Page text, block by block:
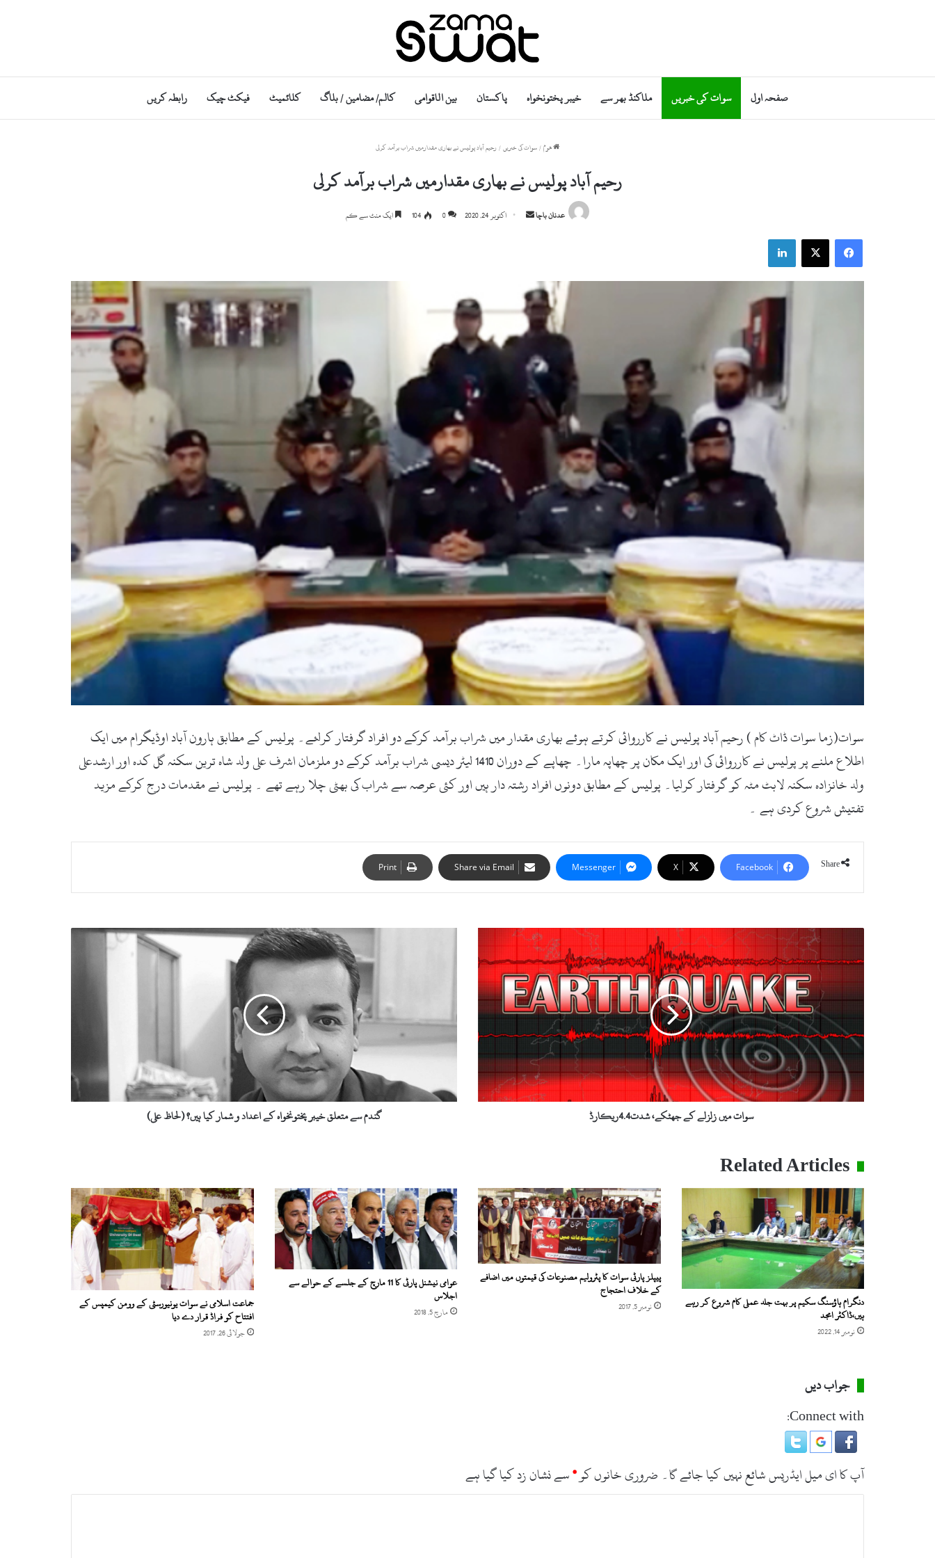
صفحہ اول سوات کی خبریں ملاکنڈ بھر سے خیبر پختونخواہ پاکستان بین الاقوامی کالم/ مضامین / بلاگ کلائمیٹ فیکٹ چیک رابطہ کریں
ھوم/سوات کی خبریں/رحیم آباد پولیس نے بھاری مقدارمیں شراب برآمد کرلی
رحیم آباد پولیس نے بھاری مقدارمیں شراب برآمد کرلی
عدنان باچا
Send اکتوبر 24, 2020 0
104 ایک منٹ سے کم
Facebook
X
LinkedIn
سوات(زما سوات ڈاٹ کام ) رحیم آباد پولیس نے کارروائی کرتے ہوئے بھاری مقدار میں شراب برآمد کرکے دو افراد گرفتار کرلئے۔ پولیس کے مطابق ہارون آباد اوڈیگرام میں ایک
اطلاع ملنے پر پولیس نے کارروائی کی اور ایک مکان پر چھاپہ مارا۔ چھاپے کے دوران 1410 لیٹر دیسی شراب برآمد کرکے دو ملزمان اشرف علی ولد شاہ ترین سکنہ گل کدہ اور ارشدعلی
ولد خانزادہ سکنہ لابٹ مٹہ کو گرفتار کرلیا۔ پولیس کے مطابق دونوں افراد رشتہ دار ہیں اور کئی عرصہ سے شراب کی بھٹی چلا رہے تھے ۔ پولیس نے مقدمات درج کرکے مزید
تفتیش شروع کردی ہے ۔
Share
Facebook
X
Messenger
Share via Email
Print
سوات
زلزلے
جھٹکے،
شدت4.4ریکارڈ
سوات میں زلزلے کے جھٹکے، شدت4.4ریکارڈ
گندم
اعداد
شمار
(لحاظ
گندم سے متعلق خیبر پختونخواہ کے اعداد و شمار کیا ہیں؟ (لحاظ علی)
Related Articles
دنگرام ہاؤسنگ سکیم پر بہت جلد عملی کام شروع کر رہے
ہیں،ڈاکٹر امجد
نومبر 14, 2022
پیپلز پارٹی سوات کا پٹرولیم مصنوعات کی قیمتوں میں اضافے
کے خلاف احتجاج
نومبر 5, 2017
عوامی نیشنل پارٹی کا 11 مارچ کے جلسے کے حوالے سے
اجلاس
مارچ 5, 2018
جماعت اسلامی نے سوات یونیورسٹی کے وومن کیمپس کے
افتتاح کو فراڈ قرار دے دیا
جولائی 26, 2017
جواب دیں
Connect with:
آپ کا ای میل ایڈریس شائع نہیں کیا جائے گا۔ ضروری خانوں کو*سے نشان زد کیا گیا ہے